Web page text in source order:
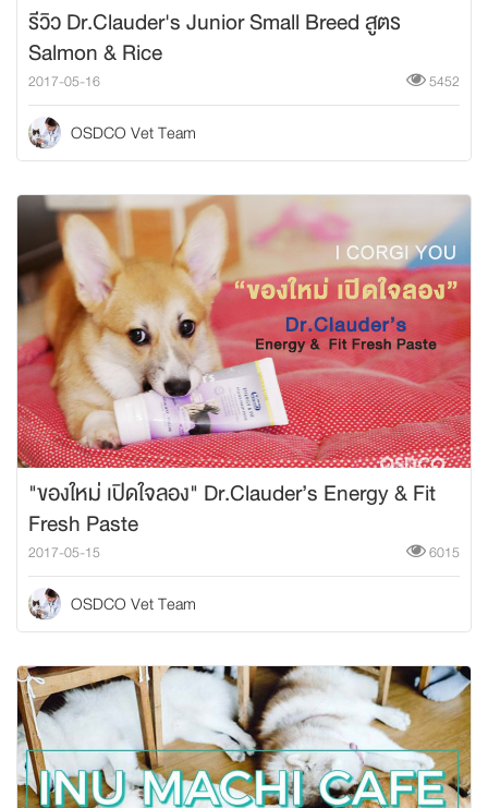
รีวิว Dr.Clauder's Junior Small Breed สูตร
Salmon & Rice
5452
2017-05-16
OSDCO Vet Team
"ของใหม่ เปิดใจลอง" Dr.Clauder’s Energy & Fit
Fresh Paste
6015
2017-05-15
OSDCO Vet Team